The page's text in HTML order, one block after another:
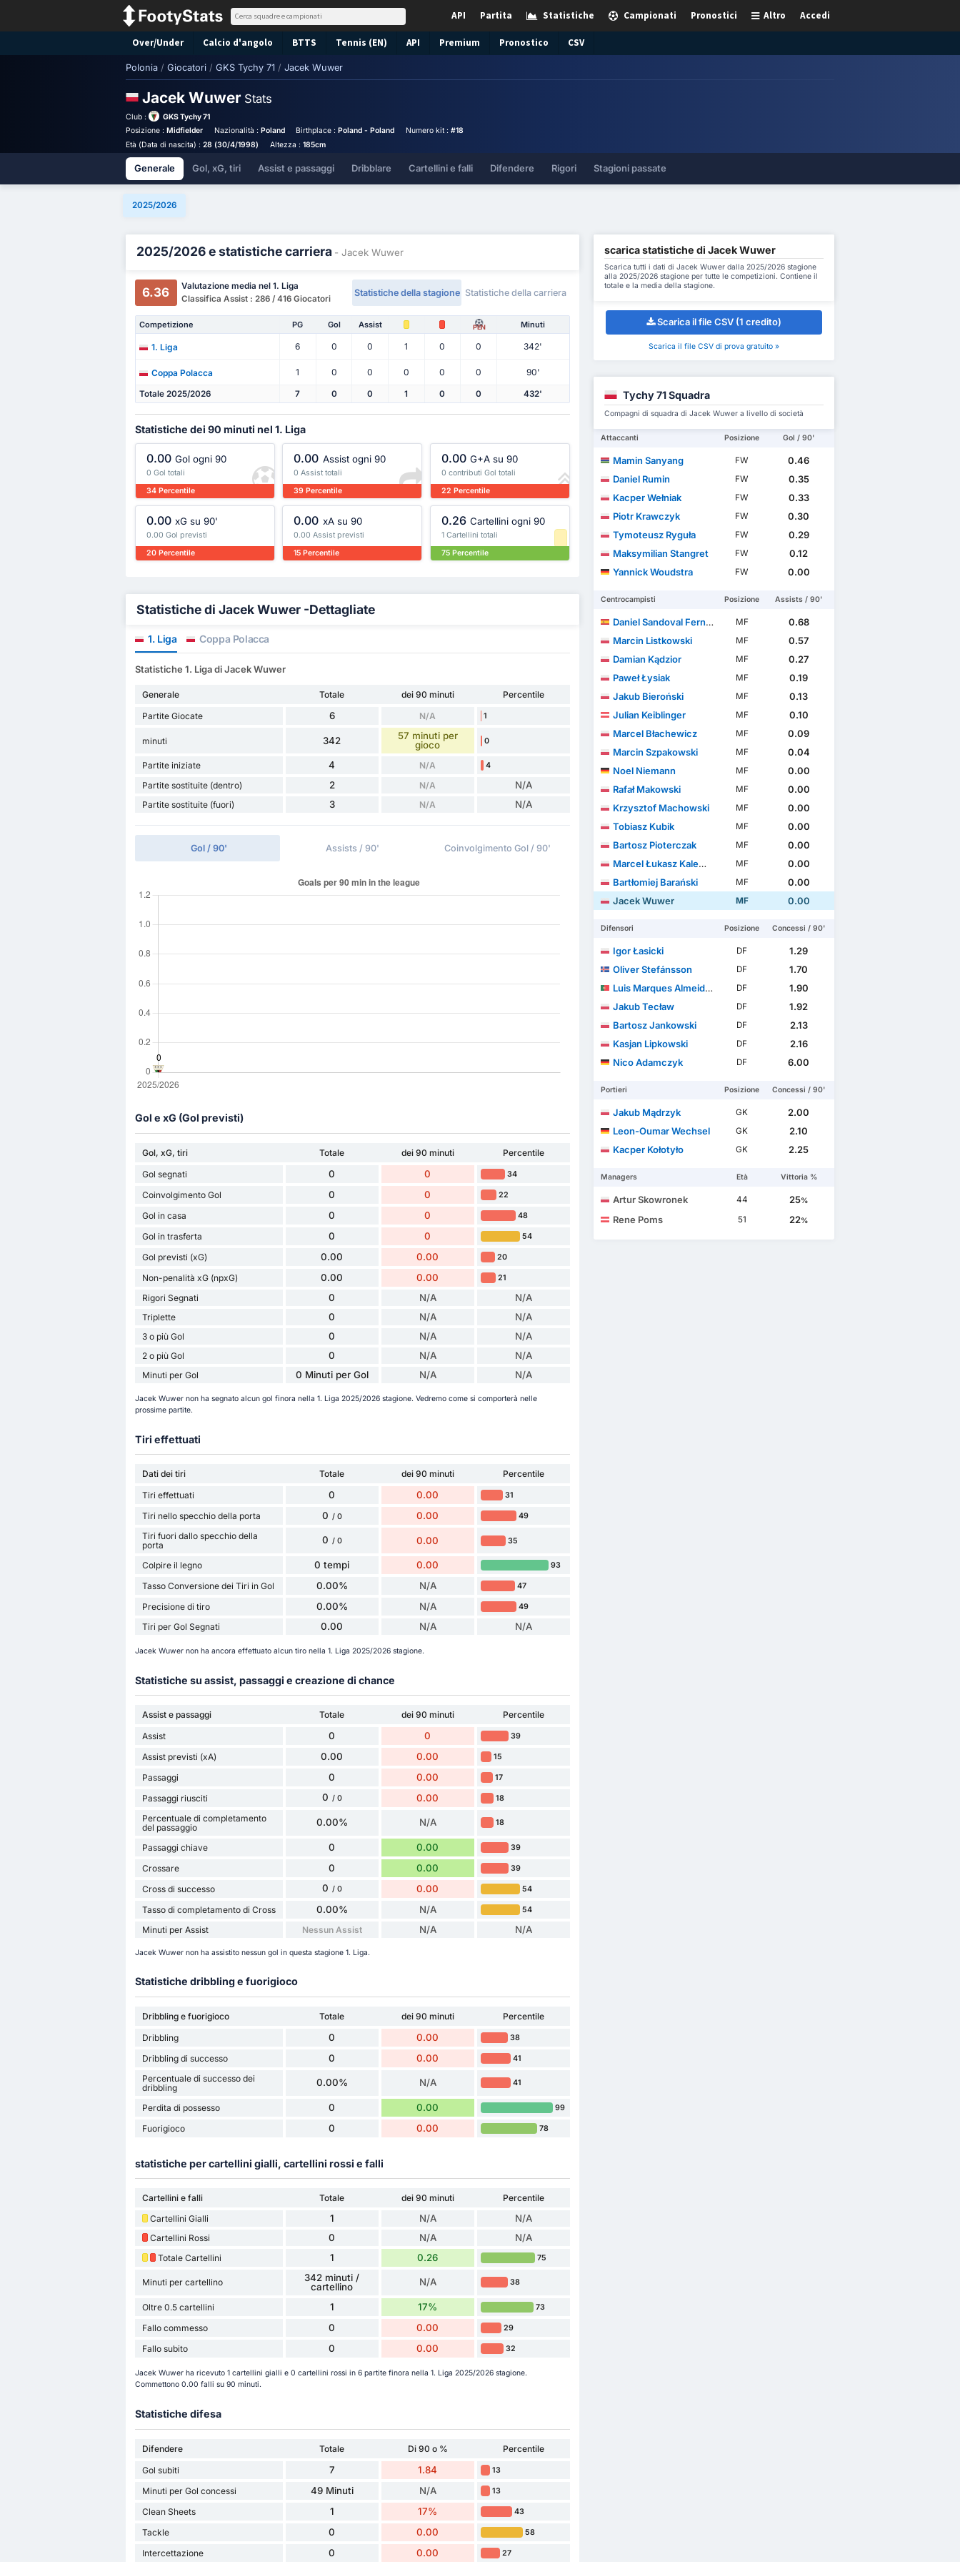
Accedi
Altro
Pronostici
Campionati
Statistiche
Partita
API
Over/Under Calcio d'angolo BTTS Tennis (EN) API Premium Pronostico CSV
Polonia / Giocatori / GKS Tychy 71 / Jacek Wuwer
Jacek Wuwer Stats
Club :
GKS Tychy 71
Posizione : Midfielder Nazionalità : Poland Birthplace :Poland - Poland Numero kit : #18
Età (Data di nascita) : 28 (30/4/1998) Altezza : 185cm
Generale Gol, xG, tiri Assist e passaggi Dribblare Cartellini e falli Difendere Rigori Stagioni passate
2025/2026
2025/2026 e statistiche carriera - Jacek Wuwer
6.36
Valutazione media nel 1. Liga
Classifica Assist : 286 / 416 Giocatori
Statistiche della stagione Statistiche della carriera
Competizione PG Gol Assist PEN Minuti
1. Liga 6 0 0 1 0 0 342'
Coppa Polacca 1 0 0 0 0 0 90'
Totale 2025/2026 7 0 0 1 0 0 432'
Statistiche dei 90 minuti nel 1. Liga
0.00 Gol ogni 90
0 Gol totali
34 Percentile
0.00 Assist ogni 90
0 Assist totali
39 Percentile
0.00 G+A su 90
0 contributi Gol totali
22 Percentile
0.00 xG su 90'
0.00 Gol previsti
20 Percentile
0.00 xA su 90
0.00 Assist previsti
15 Percentile
0.26 Cartellini ogni 90
1 Cartellini totali
75 Percentile
Statistiche di Jacek Wuwer -Dettagliate
1. Liga Coppa Polacca
Statistiche 1. Liga di Jacek Wuwer
Generale Totale dei 90 minuti
Percentile
Partite Giocate
6 N/A 1
minuti 342
57 minuti per
gioco
0
Partite iniziate 4 N/A 4
Partite sostituite (dentro) 2 N/A N/A
Partite sostituite (fuori) 3 N/A N/A
Gol / 90' Assists / 90' Coinvolgimento Gol / 90'
Gol e xG (Gol previsti)
Gol, xG, tiri Totale dei 90 minuti
Percentile
Gol segnati
0 0 34
Coinvolgimento Gol 0 0 22
Gol in casa 0 0 48
Gol in trasferta 0 0 54
Gol previsti (xG) 0.00 0.00 20
Non-penalità xG (npxG) 0.00 0.00 21
Rigori Segnati 0 N/A N/A
Triplette 0 N/A N/A
3 o più Gol 0 N/A N/A
2 o più Gol 0 N/A N/A
Minuti per Gol 0 Minuti per Gol N/A N/A
Jacek Wuwer non ha segnato alcun gol finora nella 1. Liga 2025/2026 stagione. Vedremo come si comporterà nelle
prossime partite.
Tiri effettuati
Dati dei tiri Totale dei 90 minuti
Percentile
Tiri effettuati
0 0.00 31
Tiri nello specchio della porta 0 / 0 0.00 49
Tiri fuori dallo specchio della
porta
0 / 0 0.00 35
Colpire il legno 0 tempi 0.00 93
Tasso Conversione dei Tiri in Gol 0.00% N/A 47
Precisione di tiro 0.00% N/A 49
Tiri per Gol Segnati 0.00 N/A N/A
Jacek Wuwer non ha ancora effettuato alcun tiro nella 1. Liga 2025/2026 stagione.
Statistiche su assist, passaggi e creazione di chance
Assist e passaggi Totale dei 90 minuti
Percentile
Assist
0 0 39
Assist previsti (xA) 0.00 0.00 15
Passaggi 0 0.00 17
Passaggi riusciti 0 / 0 0.00 18
Percentuale di completamento
del passaggio
0.00% N/A 18
Passaggi chiave 0 0.00 39
Crossare 0 0.00 39
Cross di successo 0 / 0 0.00 54
Tasso di completamento di Cross 0.00% N/A 54
Minuti per Assist Nessun Assist N/A N/A
Jacek Wuwer non ha assistito nessun gol in questa stagione 1. Liga.
Statistiche dribbling e fuorigioco
Dribbling e fuorigioco Totale dei 90 minuti
Percentile
Dribbling
0 0.00 38
Dribbling di successo 0 0.00 41
Percentuale di successo dei
dribbling
0.00% N/A 41
Perdita di possesso 0 0.00 99
Fuorigioco 0 0.00 78
statistiche per cartellini gialli, cartellini rossi e falli
Cartellini e falli Totale dei 90 minuti
Percentile
Cartellini Gialli
1 N/A N/A
Cartellini Rossi 0 N/A N/A
Totale Cartellini 1 0.26 75
Minuti per cartellino
342 minuti /
cartellino
N/A 38
Oltre 0.5 cartellini 1 17% 73
Fallo commesso 0 0.00 29
Fallo subito 0 0.00 32
Jacek Wuwer ha ricevuto 1 cartellini gialli e 0 cartellini rossi in 6 partite finora nella 1. Liga 2025/2026 stagione.
Commettono 0.00 falli su 90 minuti.
Statistiche difesa
Difendere Totale Di 90 o %
Percentile
Gol subiti
7 1.84 13
Minuti per Gol concessi 49 Minuti N/A 13
Clean Sheets 1 17% 43
Tackle 0 0.00 58
Intercettazione 0 0.00 27
scarica statistiche di Jacek Wuwer
Scarica tutti i dati di Jacek Wuwer dalla 2025/2026 stagione
alla 2025/2026 stagione per tutte le competizioni. Contiene il
totale e la media della stagione.
Scarica il file CSV (1 credito)
Scarica il file CSV di prova gratuito »
Tychy 71 Squadra
Compagni di squadra di Jacek Wuwer a livello di società
Attaccanti Posizione Gol / 90'
Mamin Sanyang FW
0.46
Daniel Rumin
FW
0.35
Kacper Wełniak
FW
0.33
Piotr Krawczyk
FW
0.30
Tymoteusz Ryguła
FW
0.29
Maksymilian Stangret
FW
0.12
Yannick Woudstra
FW 0.00
Centrocampisti Posizione Assists / 90'
Daniel Sandoval Fernández MF
0.68
Marcin Listkowski
MF
0.57
Damian Kądzior
MF
0.27
Paweł Łysiak
MF
0.19
Jakub Bieroński
MF
0.13
Julian Keiblinger
MF
0.10
Marcel Błachewicz
MF
0.09
Marcin Szpakowski
MF
0.04
Noel Niemann
MF
0.00
Rafał Makowski
MF
0.00
Krzysztof Machowski
MF
0.00
Tobiasz Kubik
MF
0.00
Bartosz Pioterczak
MF
0.00
Marcel Łukasz Kalemba
MF
0.00
Bartłomiej Barański
MF
0.00
Jacek Wuwer
MF 0.00
Difensori Posizione Concessi / 90'
Igor Łasicki DF
1.29
Oliver Stefánsson
DF
1.70
Luis Marques Almeida Vieira Silva
DF
1.90
Jakub Tecław
DF
1.92
Bartosz Jankowski
DF
2.13
Kasjan Lipkowski
DF
2.16
Nico Adamczyk
DF 6.00
Portieri Posizione Concessi / 90'
Jakub Mądrzyk GK
2.00
Leon-Oumar Wechsel
GK
2.10
Kacper Kołotyło
GK 2.25
Managers Età Vittoria %
Artur Skowronek 44 25%
Rene Poms 51 22%